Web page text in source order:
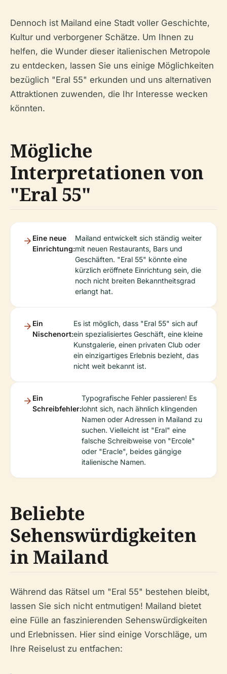
Dennoch ist Mailand eine Stadt voller Geschichte,
Kultur und verborgener Schätze. Um Ihnen zu
helfen, die Wunder dieser italienischen Metropole
zu entdecken, lassen Sie uns einige Möglichkeiten
bezüglich "Eral 55" erkunden und uns alternativen
Attraktionen zuwenden, die Ihr Interesse wecken
könnten.
Mögliche
Interpretationen von
"Eral 55"
Eine neue
Einrichtung:
Mailand entwickelt sich ständig weiter
mit neuen Restaurants, Bars und
Geschäften. "Eral 55" könnte eine
kürzlich eröffnete Einrichtung sein, die
noch nicht breiten Bekanntheitsgrad
erlangt hat.
Ein
Nischenort:
Es ist möglich, dass "Eral 55" sich auf
ein spezialisiertes Geschäft, eine kleine
Kunstgalerie, einen privaten Club oder
ein einzigartiges Erlebnis bezieht, das
nicht weit bekannt ist.
Ein
Schreibfehler:
Typografische Fehler passieren! Es
lohnt sich, nach ähnlich klingenden
Namen oder Adressen in Mailand zu
suchen. Vielleicht ist "Eral" eine
falsche Schreibweise von "Ercole"
oder "Eracle", beides gängige
italienische Namen.
Beliebte
Sehenswürdigkeiten
in Mailand
Während das Rätsel um "Eral 55" bestehen bleibt,
lassen Sie sich nicht entmutigen! Mailand bietet
eine Fülle an faszinierenden Sehenswürdigkeiten
und Erlebnissen. Hier sind einige Vorschläge, um
Ihre Reiselust zu entfachen: